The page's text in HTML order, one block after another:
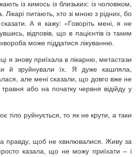
із кимось із близьких: із чоловіком,
Лікарі питають, хто зі мною з рідних, бо
А я кажу: «Говоріть мені, я не
відповів, що в пацієнтів із таким
може піддатися лікуванню.
я знову приїхала в лікарню, метастази
й зруйнували їх. Я дуже кашляла,
але мені сказали, що довго вже не
травня або на початку червня відійду у
тіло руйнується, то як не крути, а таки
правду, щоб не хвилювалися. Живу за
казала, що не можу приїхати – і